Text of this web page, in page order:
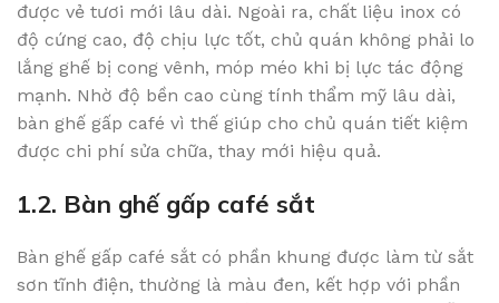
được vẻ tươi mới lâu dài. Ngoài ra, chất liệu inox có
độ cứng cao, độ chịu lực tốt, chủ quán không phải lo
lắng ghế bị cong vênh, móp méo khi bị lực tác động
mạnh. Nhờ độ bền cao cùng tính thẩm mỹ lâu dài,
bàn ghế gấp café vì thế giúp cho chủ quán tiết kiệm
được chi phí sửa chữa, thay mới hiệu quả.
1.2. Bàn ghế gấp café sắt
Bàn ghế gấp café sắt có phần khung được làm từ sắt
sơn tĩnh điện, thường là màu đen, kết hợp với phần